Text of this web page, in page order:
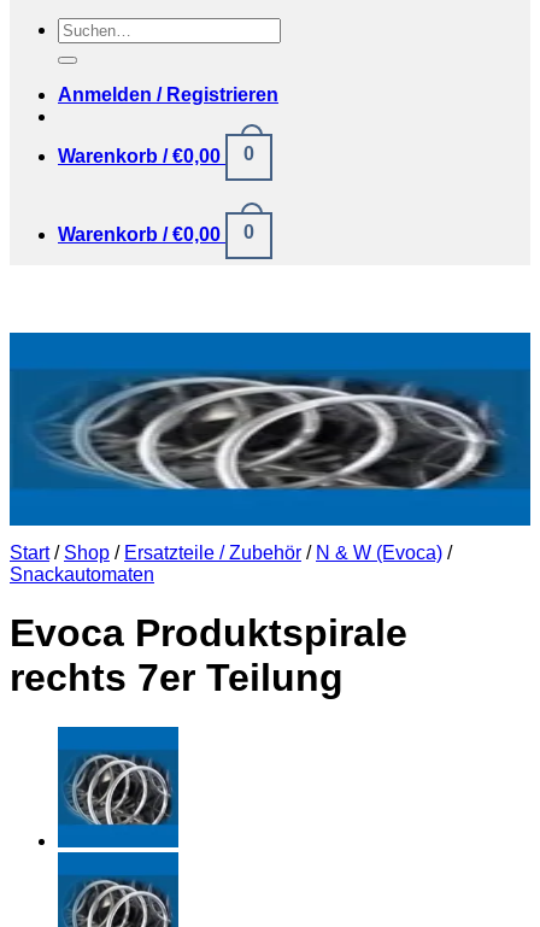
Suchen
nach:
Anmelden / Registrieren
Warenkorb /€0,00 0
Warenkorb /€0,00 0
Start / Shop / Ersatzteile / Zubehör / N & W (Evoca) /
Snackautomaten
Evoca Produktspirale
rechts 7er Teilung